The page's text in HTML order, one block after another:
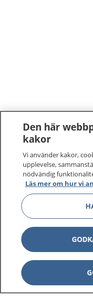
Den här
kakor
Vi använder kakor,
upplevelse,
nödvändig
Läs mer om hur vi